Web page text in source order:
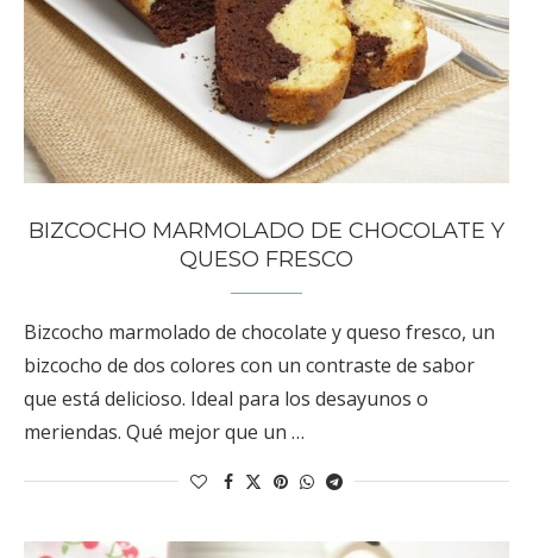
BIZCOCHO MARMOLADO DE CHOCOLATE Y
QUESO FRESCO
Bizcocho marmolado de chocolate y queso fresco, un
bizcocho de dos colores con un contraste de sabor
que está delicioso. Ideal para los desayunos o
meriendas. Qué mejor que un …